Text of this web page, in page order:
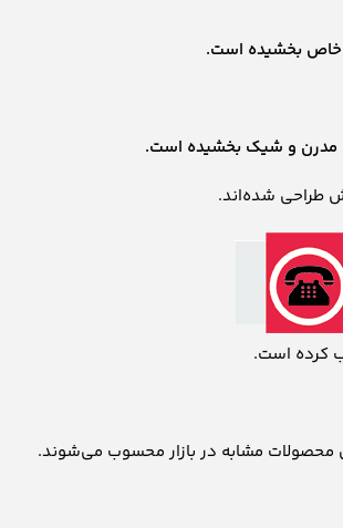
خاص بخشیده است.
مدرن و شیک بخشیده است.
طراحی شده‌اند.
کرده است.
محصولات مشابه در بازار محسوب می‌شوند.